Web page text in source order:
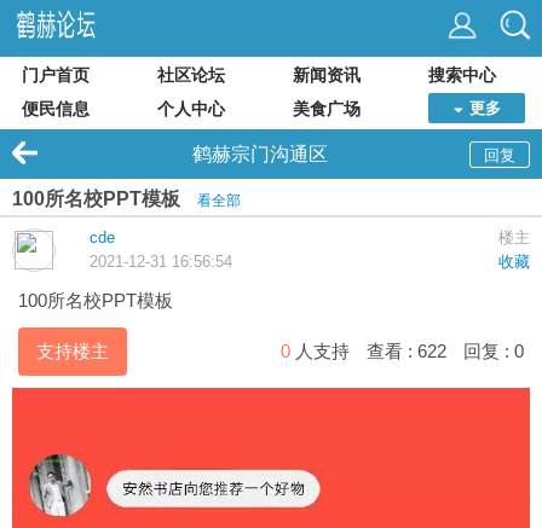
门户首页 社区论坛 新闻资讯
搜索中心
便民信息
个人中心 美食广场 更多
回复
鹤赫宗门沟通区
100所名校PPT模板 看全部
楼主
cde
收藏
2021-12-31 16:56:54
100所名校PPT模板
支持楼主 0 人支持 查看 : 622 回复 : 0